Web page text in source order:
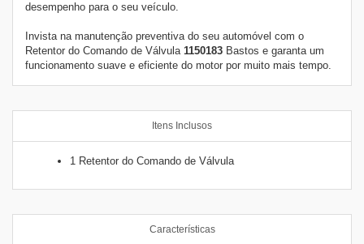
desempenho para o seu veículo.
Invista na manutenção preventiva do seu automóvel com o
Retentor do Comando de Válvula 1150183 Bastos e garanta um
funcionamento suave e eficiente do motor por muito mais tempo.
Itens Inclusos
1 Retentor do Comando de Válvula
Características